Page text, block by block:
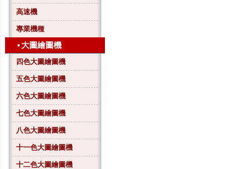
高速機
專業機種
▪ 大圖繪圖機
四色大圖繪圖機
五色大圖繪圖機
六色大圖繪圖機
七色大圖繪圖機
八色大圖繪圖機
十一色大圖繪圖機
十二色大圖繪圖機